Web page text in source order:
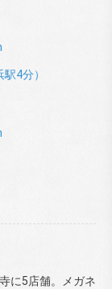
4分）
に5店舗。メガネ